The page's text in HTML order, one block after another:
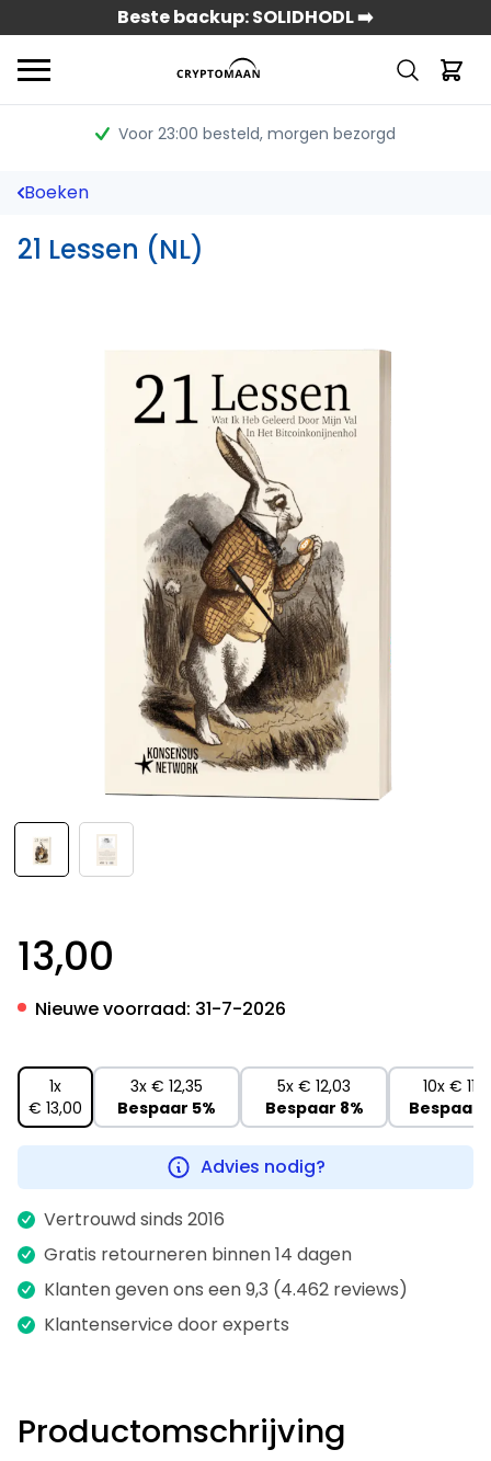
Beste backup: SOLIDHODL ➡️
Voor 23:00 besteld, morgen bezorgd
Boeken
21 Lessen (NL)
13,00
Nieuwe voorraad: 31-7-2026
1x
€ 13,00
3x € 12,35
Bespaar 5%
5x € 12,03
Bespaar 8%
10x €
Bespaar
Advies nodig?
Vertrouwd sinds 2016
Gratis retourneren binnen 14 dagen
Klanten geven ons een 9,3 (4.462 reviews)
Klantenservice door experts
Productomschrijving